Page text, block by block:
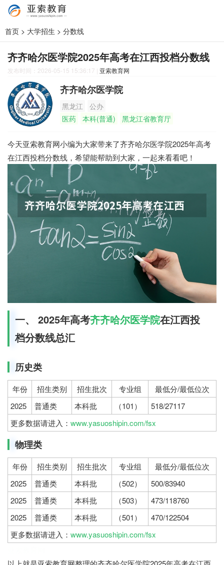
首页 > 大学招生 > 分数线
齐齐哈尔医学院2025年高考在江西投档分数线
发布时间：2026-05-15 15:36:17 | 亚索教育网
齐齐哈尔医学院
黑龙江
公办
医药
本科(普通) 黑龙江省教育厅
今天亚索教育网小编为大家带来了齐齐哈尔医学院2025年高考
在江西投档分数线，希望能帮助到大家，一起来看看吧！
一、 2025年高考齐齐哈尔医学院在江西投
档分数线总汇
历史类
年份 招生类别 招生批次 专业组
最低分/最低位次
2025
普通类 本科批 （101）
518/27117
更多数据请进入： www.yasuoshipin.com/fsx
物理类
年份 招生类别 招生批次 专业组
最低分/最低位次
2025
普通类 本科批 （502）
500/83940
2025
普通类 本科批 （503）
473/118760
2025
普通类 本科批 （501）
470/122504
更多数据请进入： www.yasuoshipin.com/fsx